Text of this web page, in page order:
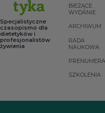
oraz substancja
międzykomórkowa
(organiczna i
nieorganiczna)
tworząca pozostałą
część tkanki
Specjalistyczne
czasopismo dla
dietetyków i
profesjonalistów
żywienia
BIEŻĄCE
WYDANIE
ARCHIWUM
RADA
NAUKOWA
SZKOLENIA